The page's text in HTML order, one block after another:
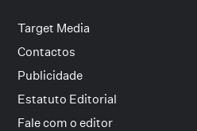
Target Media
Contactos
Publicidade
Estatuto Editorial
Fale com o editor